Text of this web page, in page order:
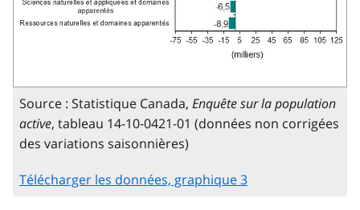
Source : Statistique Canada, Enquête sur la population
active, tableau 14-10-0421-01 (données non corrigées
des variations saisonnières)
Télécharger les données, graphique 3